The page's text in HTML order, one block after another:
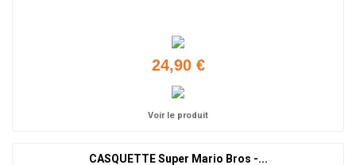
24,90 €
Voir le produit
CASQUETTE Super Mario Bros -...